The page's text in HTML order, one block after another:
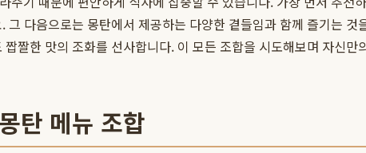
그 다음으로는 몽탄에서 제공하는 다양한 곁들임과 함께 즐기는
짤한 맛의 조화를 선사합니다. 이 모든 조합을 시도해보며 자신
탄 메뉴 조합